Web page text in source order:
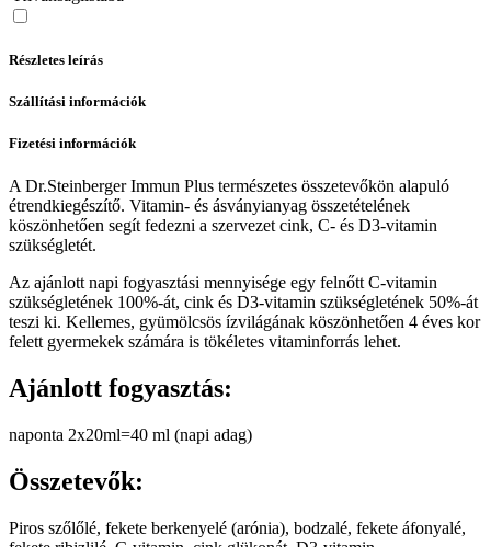
Részletes leírás
Szállítási információk
Fizetési információk
A Dr.Steinberger Immun Plus természetes összetevőkön alapuló
étrendkiegészítő. Vitamin- és ásványianyag összetételének
köszönhetően segít fedezni a szervezet cink, C- és D3-vitamin
szükségletét.
Az ajánlott napi fogyasztási mennyisége egy felnőtt C-vitamin
szükségletének 100%-át, cink és D3-vitamin szükségletének 50%-át
teszi ki. Kellemes, gyümölcsös ízvilágának köszönhetően 4 éves kor
felett gyermekek számára is tökéletes vitaminforrás lehet.
Ajánlott fogyasztás:
naponta 2x20ml=40 ml (napi adag)
Összetevők:
Piros szőlőlé, fekete berkenyelé (arónia), bodzalé, fekete áfonyalé,